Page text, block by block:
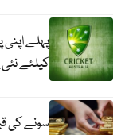
پہلے
کیلئے نئی
سونے کی